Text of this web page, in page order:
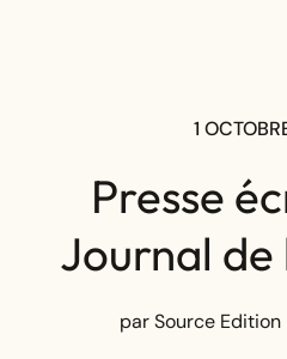
1
Presse
Journal de
par Source Edition